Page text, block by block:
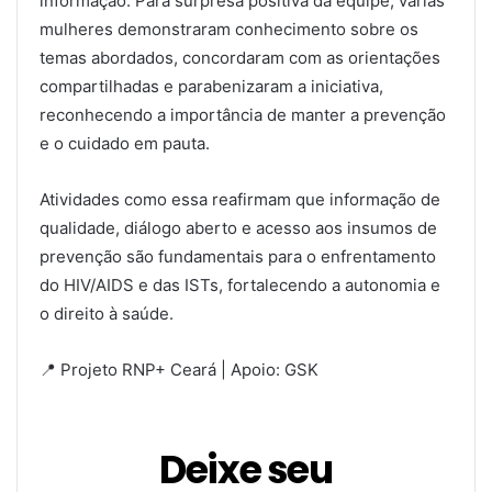
mulheres demonstraram conhecimento sobre os
temas abordados, concordaram com as orientações
compartilhadas e parabenizaram a iniciativa,
reconhecendo a importância de manter a prevenção
e o cuidado em pauta.
Atividades como essa reafirmam que informação de
qualidade, diálogo aberto e acesso aos insumos de
prevenção são fundamentais para o enfrentamento
do HIV/AIDS e das ISTs, fortalecendo a autonomia e
o direito à saúde.
📍 Projeto RNP+ Ceará | Apoio: GSK
Deixe seu